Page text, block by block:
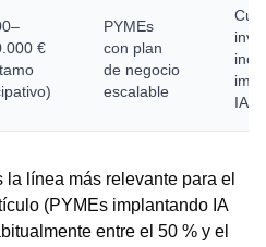
€
PYMEs
con plan
de negocio
escalable
IA
la línea más relevante para el
(PYMEs implantando IA
entre el 50 % y el